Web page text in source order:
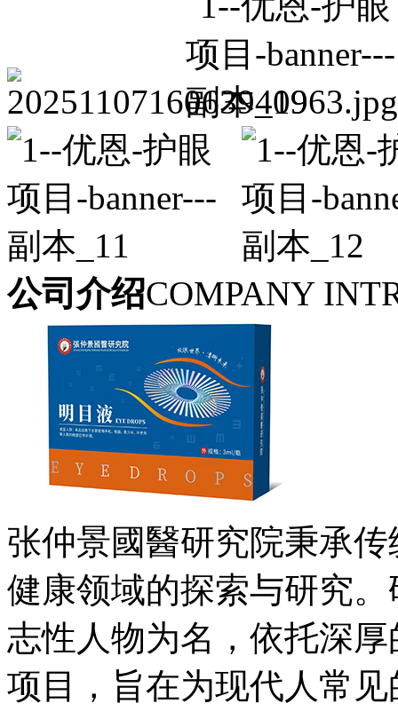
公司介绍COMPANY
张仲景國醫研究院秉承
健康领域的探索与研究
志性人物为名，依托深
项目，旨在为现代人常